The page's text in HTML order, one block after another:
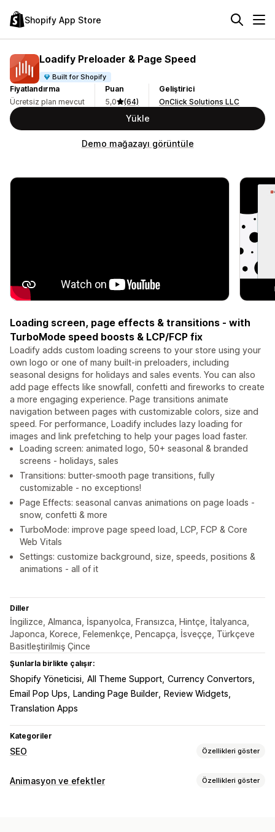
Shopify App Store
Loadify Preloader & Page Speed
Built for Shopify
Fiyatlandırma
Ücretsiz plan mevcut
Puan
5,0
(64)
Geliştirici
OnClick Solutions LLC
Yükle
Demo mağazayı görüntüle
Loading screen, page effects & transitions - with
TurboMode speed boosts & LCP/FCP fix
Loadify adds custom loading screens to your store using your
own logo or one of many built-in preloaders, including
seasonal designs for holidays and sales events. You can also
add page effects like snowfall, confetti and fireworks to create
a more engaging experience. Page transitions animate
navigation between pages with customizable colors, size and
speed. For performance, Loadify includes lazy loading for
images and link prefetching to help your pages load faster.
Loading screen: animated logo, 50+ seasonal & branded
screens - holidays, sales
Transitions: butter-smooth page transitions, fully
customizable - no exceptions!
Page Effects: seasonal canvas animations on page loads -
snow, confetti & more
TurboMode: improve page speed load, LCP, FCP & Core
Web Vitals
Settings: customize background, size, speeds, positions &
animations - all of it
Diller
İngilizce, Almanca, İspanyolca, Fransızca, Hintçe, İtalyanca,
Japonca, Korece, Felemenkçe, Pencapça, İsveççe, Türkçeve
Basitleştirilmiş Çince
Şunlarla birlikte çalışır:
Shopify Yöneticisi All Theme Support Currency Convertors
Email Pop Ups
Landing Page Builder
Review Widgets
Translation Apps
Kategoriler
SEO Özellikleri göster
SEO araçları
Animasyon ve efektler Özellikleri göster